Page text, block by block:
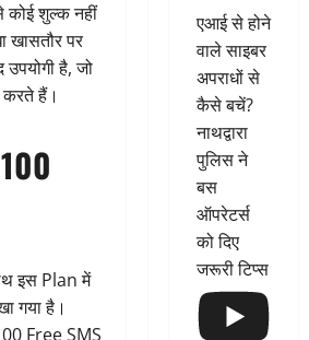
शुल्क नहीं
खासतौर पर
है, जो
करते हैं।
इस Plan में
गया है।
Free SMS
एआई से होने
वाले साइबर
अपराधों से
कैसे बचें?
नाथद्वारा
पुलिस ने
बस
ऑपरेटर्स
को दिए
जरूरी टिप्स